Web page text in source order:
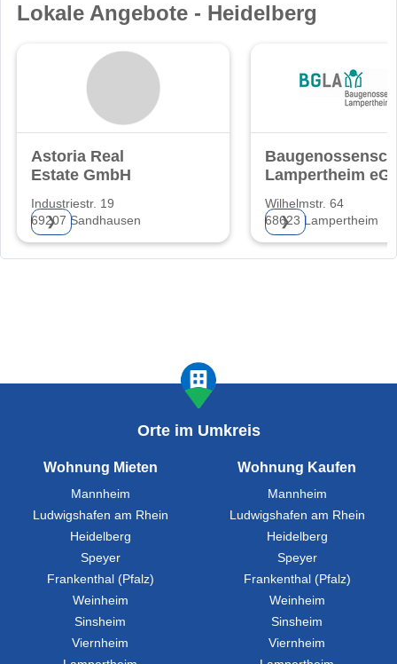
Lokale Angebote - Heidelberg
Astoria Real
Estate GmbH
Industriestr. 19
69207 Sandhausen
❯
Lampertheim eG
Wilhelmstr. 64
68623 Lampertheim
❯
Orte im Umkreis
Wohnung Mieten
Mannheim
Ludwigshafen am Rhein
Heidelberg
Speyer
Frankenthal (Pfalz)
Weinheim
Sinsheim
Viernheim
Wohnung Kaufen
Mannheim
Ludwigshafen am Rhein
Heidelberg
Speyer
Frankenthal (Pfalz)
Weinheim
Sinsheim
Viernheim